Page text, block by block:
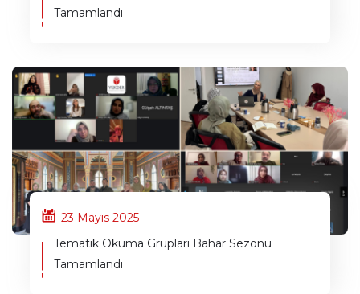
Tamamlandı
23 Mayıs 2025
Tematik Okuma Grupları Bahar Sezonu
Tamamlandı